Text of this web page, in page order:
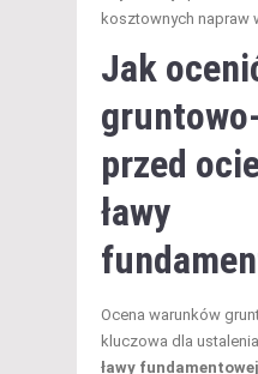
kosztownych napraw
Jak
przed
ławy
Ocena warunków
kluczowa dla
ławy fundamentowej